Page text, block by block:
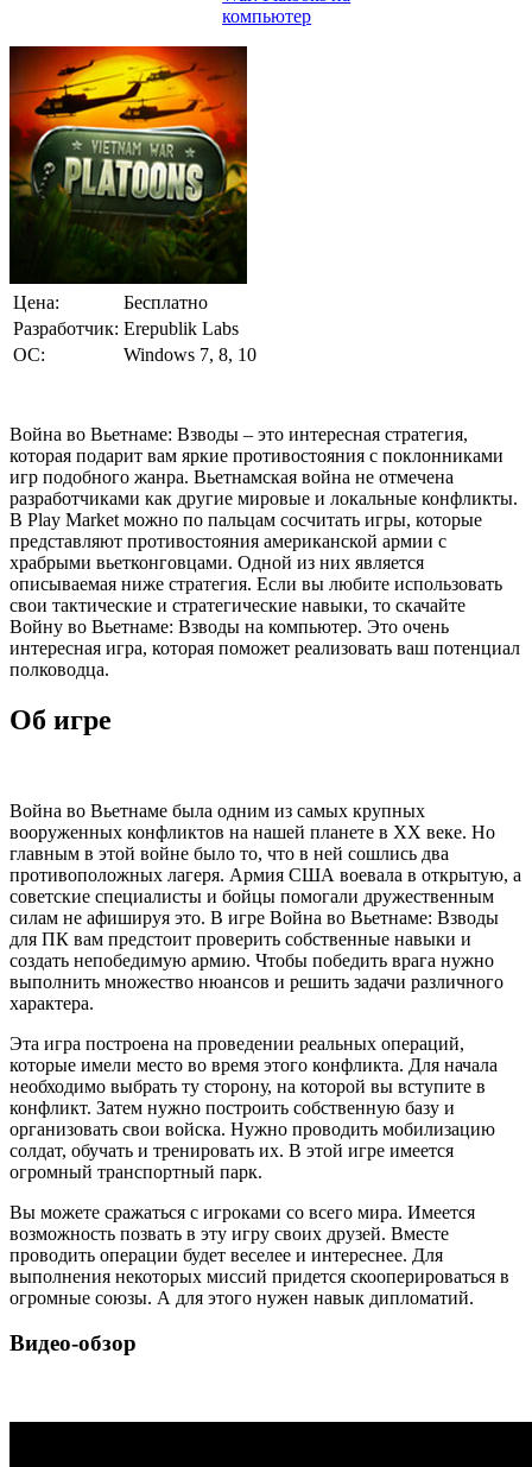
компьютер
Цена:
Бесплатно
Разработчик: Erepublik Labs
ОС:
Windows 7, 8, 10
Война во Вьетнаме: Взводы – это интересная стратегия,
которая подарит вам яркие противостояния с поклонниками
игр подобного жанра. Вьетнамская война не отмечена
разработчиками как другие мировые и локальные конфликты.
В Play Market можно по пальцам сосчитать игры, которые
представляют противостояния американской армии с
храбрыми вьетконговцами. Одной из них является
описываемая ниже стратегия. Если вы любите использовать
свои тактические и стратегические навыки, то скачайте
Войну во Вьетнаме: Взводы на компьютер. Это очень
интересная игра, которая поможет реализовать ваш потенциал
полководца.
Об игре
Война во Вьетнаме была одним из самых крупных
вооруженных конфликтов на нашей планете в XX веке. Но
главным в этой войне было то, что в ней сошлись два
противоположных лагеря. Армия США воевала в открытую, а
советские специалисты и бойцы помогали дружественным
силам не афишируя это. В игре Война во Вьетнаме: Взводы
для ПК вам предстоит проверить собственные навыки и
создать непобедимую армию. Чтобы победить врага нужно
выполнить множество нюансов и решить задачи различного
характера.
Эта игра построена на проведении реальных операций,
которые имели место во время этого конфликта. Для начала
необходимо выбрать ту сторону, на которой вы вступите в
конфликт. Затем нужно построить собственную базу и
организовать свои войска. Нужно проводить мобилизацию
солдат, обучать и тренировать их. В этой игре имеется
огромный транспортный парк.
Вы можете сражаться с игроками со всего мира. Имеется
возможность позвать в эту игру своих друзей. Вместе
проводить операции будет веселее и интереснее. Для
выполнения некоторых миссий придется скооперироваться в
огромные союзы. А для этого нужен навык дипломатий.
Видео-обзор